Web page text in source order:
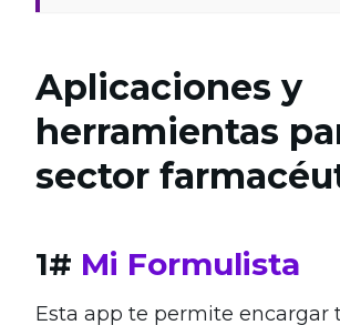
Aplicaciones y
herramientas
sector
1# Mi Formulista
Esta app te permite encargar